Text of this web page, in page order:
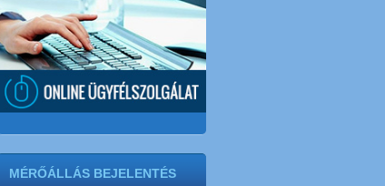
MÉRŐÁLLÁS BEJELENTÉS